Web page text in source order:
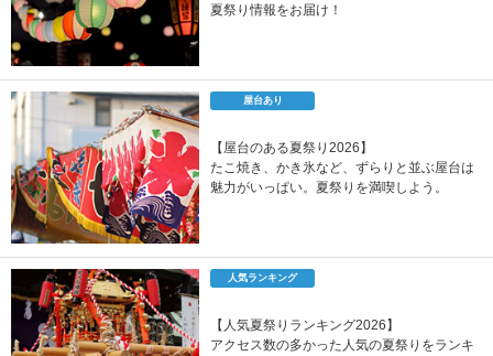
夏祭り情報をお届け！
屋台あり
【屋台のある夏祭り2026】
たこ焼き、かき氷など、ずらりと並ぶ屋台は
魅力がいっぱい。夏祭りを満喫しよう。
人気ランキング
【人気夏祭りランキング2026】
アクセス数の多かった人気の夏祭りをランキ